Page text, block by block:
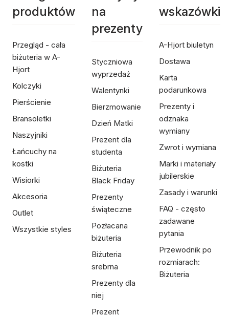
produktów
Przegląd - cała
biżuteria w A-
Hjort
Kolczyki
Pierścienie
Bransoletki
Naszyjniki
Łańcuchy na
kostki
Wisiorki
Akcesoria
Outlet
Wszystkie styles
na
prezenty
Styczniowa
wyprzedaż
Walentynki
Bierzmowanie
Dzień Matki
Prezent dla
studenta
Biżuteria
Black Friday
Prezenty
świąteczne
Pozłacana
biżuteria
Biżuteria
srebrna
Prezenty dla
niej
Prezent
wskazówki
A-Hjort biuletyn
Dostawa
Karta
podarunkowa
Prezenty i
odznaka
wymiany
Zwrot i wymiana
Marki i materiały
jubilerskie
Zasady i warunki
FAQ - często
zadawane
pytania
Przewodnik po
rozmiarach:
Biżuteria